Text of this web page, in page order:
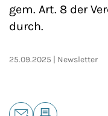
gem. Art. 8 der
durch.
25.09.2025 Newsletter
Teilen